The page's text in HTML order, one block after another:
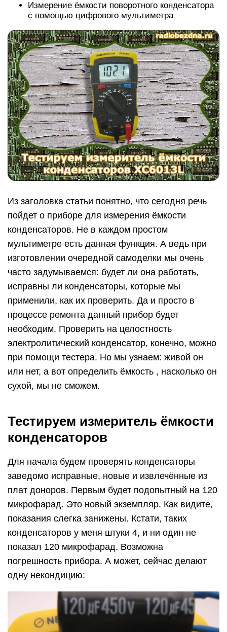
Измерение ёмкости поворотного конденсатора
с помощью цифрового мультиметра
Из заголовка статьи понятно, что сегодня речь
пойдет о приборе для измерения ёмкости
конденсаторов. Не в каждом простом
мультиметре есть данная функция. А ведь при
изготовлении очередной самоделки мы очень
часто задумываемся: будет ли она работать,
исправны ли конденсаторы, которые мы
применили, как их проверить. Да и просто в
процессе ремонта данный прибор будет
необходим. Проверить на целостность
электролитический конденсатор, конечно, можно
при помощи тестера. Но мы узнаем: живой он
или нет, а вот определить ёмкость , насколько он
сухой, мы не сможем.
Тестируем измеритель ёмкости
конденсаторов
Для начала будем проверять конденсаторы
заведомо исправные, новые и извлечённые из
плат доноров. Первым будет подопытный на 120
микрофарад. Это новый экземпляр. Как видите,
показания слегка занижены. Кстати, таких
конденсаторов у меня штуки 4, и ни один не
показал 120 микрофарад. Возможна
погрешность прибора. А может, сейчас делают
одну некондицию: